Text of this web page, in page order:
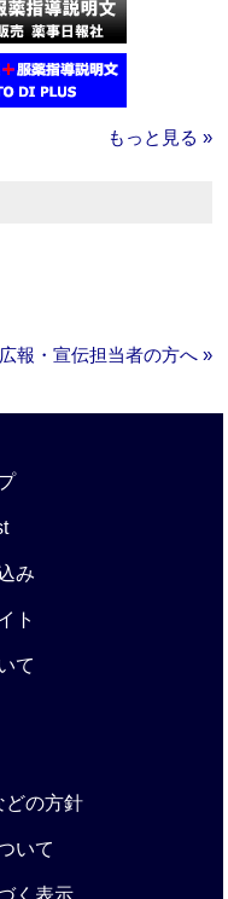
もっと見る »
広報・宣伝担当者の方へ »
み
ト
て
どの方針
いて